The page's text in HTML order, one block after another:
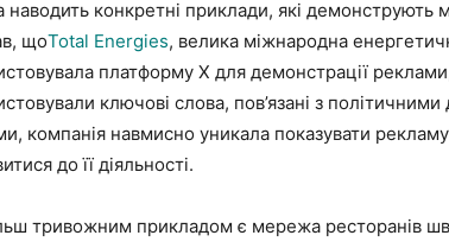
наводить конкретні приклади, які демонструють
щоTotal Energies, велика міжнародна
платформу X для демонстрації
ключові слова, пов’язані з
компанія навмисно уникала показувати
до її діяльності.
тривожним прикладом є мережа ресторанів